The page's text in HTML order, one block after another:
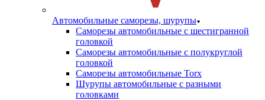
Автомобильные саморезы, шурупы
Саморезы автомобильные с шестигранной
головкой
Саморезы автомобильные с полукруглой
головкой
Саморезы автомобильные Torx
Шурупы автомобильные с разными
головками